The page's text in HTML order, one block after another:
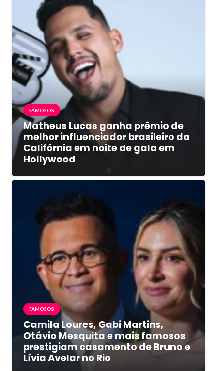
FAMOSOS
Matheus Lucas ganha prêmio de
melhor influenciador brasileiro da
Califórnia em noite de gala em
Hollywood
FAMOSOS
Camila Loures, Gabi Martins,
Otávio Mesquita e mais famosos
prestigiam casamento de Bruno e
Lívia Avelar no Rio